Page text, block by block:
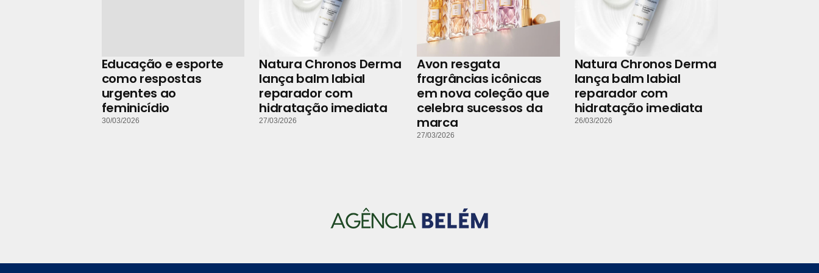
Educação e esporte
como respostas
urgentes ao
feminicídio
30/03/2026
Natura Chronos Derma
lança balm labial
reparador com
hidratação imediata
27/03/2026
Avon resgata
fragrâncias icônicas
em nova coleção que
celebra sucessos da
marca
27/03/2026
Natura Chronos Derma
lança balm labial
reparador com
hidratação imediata
26/03/2026